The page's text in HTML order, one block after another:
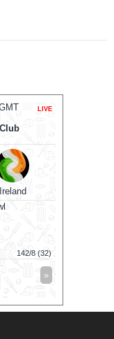
LIVE
Ireland
142/8 (32)
»